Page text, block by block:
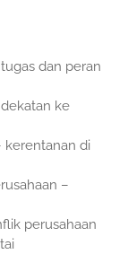
dan peran
ke
di
–
perusahaan